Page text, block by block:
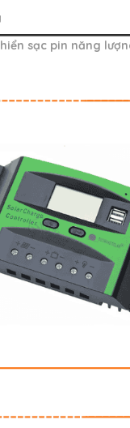
sạc pin năng